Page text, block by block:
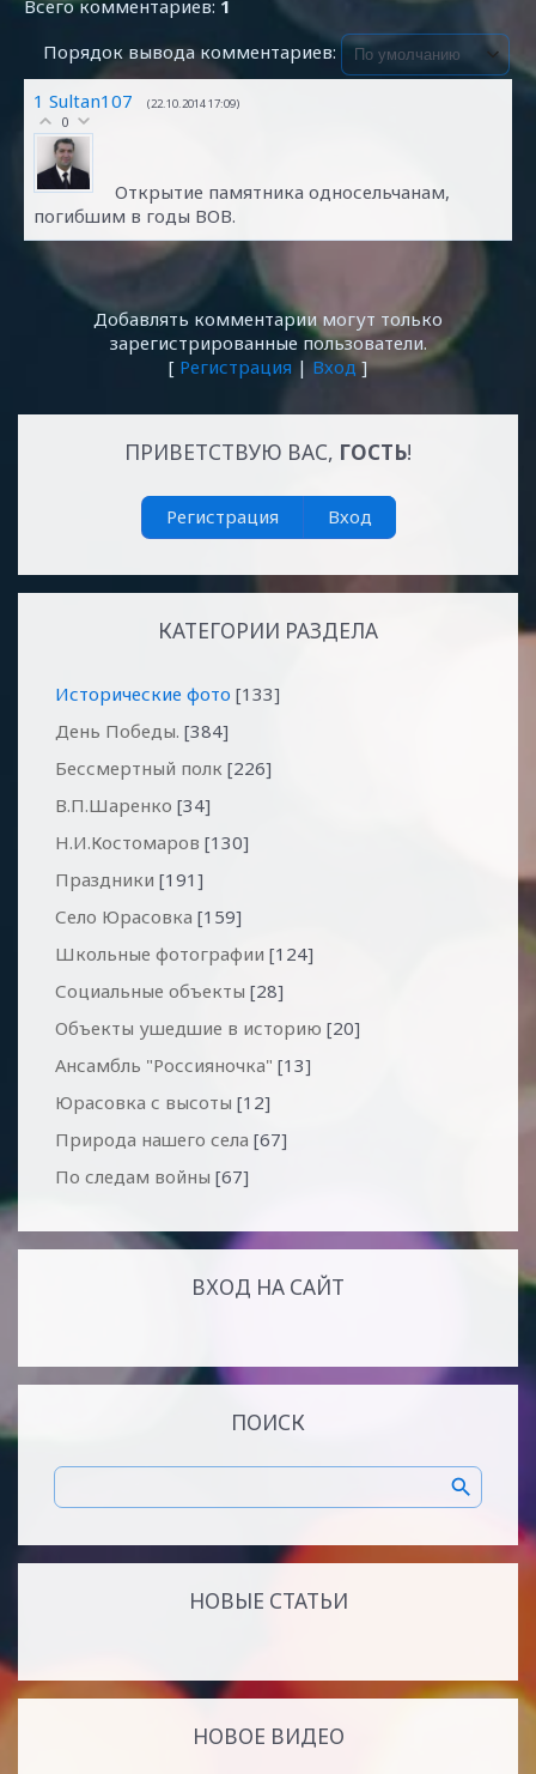
Всего комментариев: 1
Порядок вывода комментариев:
1 Sultan107 (22.10.2014 17:09)
0
Открытие памятника односельчанам,
погибшим в годы ВОВ.
Добавлять комментарии могут только
зарегистрированные пользователи.
[ Регистрация | Вход]
ПРИВЕТСТВУЮ ВАС, ГОСТЬ!
Регистрация Вход
КАТЕГОРИИ РАЗДЕЛА
Исторические фото [133]
День Победы. [384]
Бессмертный полк [226]
В.П.Шаренко [34]
Н.И.Костомаров [130]
Праздники [191]
Село Юрасовка [159]
Школьные фотографии [124]
Социальные объекты [28]
Объекты ушедшие в историю [20]
Ансамбль "Россияночка" [13]
Юрасовка с высоты [12]
Природа нашего села [67]
По следам войны [67]
ВХОД НА САЙТ
ПОИСК
НОВЫЕ СТАТЬИ
НОВОЕ ВИДЕО